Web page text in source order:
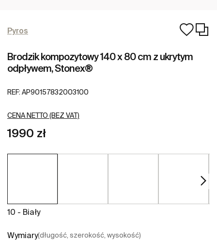
Pyros
Brodzik kompozytowy 140 x 80 cm z ukrytym
odpływem, Stonex®
REF: AP90157832003100
CENA NETTO (BEZ VAT)
1990 zł
10 - Biały
Wymiary(długość, szerokość, wysokość)